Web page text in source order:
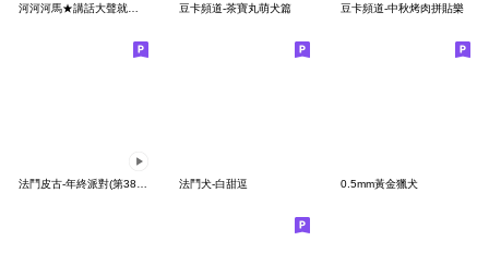
豆卡頻道-茶寶丸萌犬篇 豆卡頻道-中秋烤肉拼貼樂
法鬥皮古-年終派對(第38彈) 法鬥犬-白甜逗 0.5mm黃金獵犬